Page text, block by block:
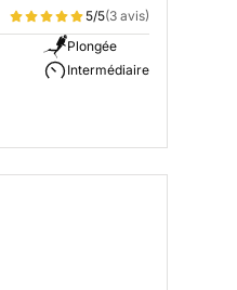
5/5(3 avis)
Plongée
Intermédiaire